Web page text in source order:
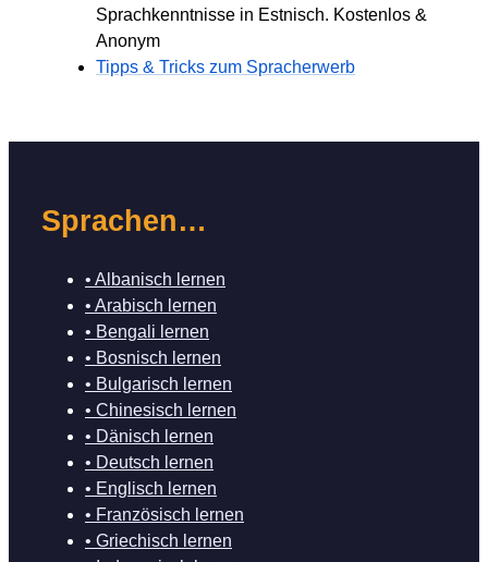
Sprachkenntnisse in Estnisch. Kostenlos &
Anonym
Tipps & Tricks zum Spracherwerb
Sprachen…
• Albanisch lernen
• Arabisch lernen
• Bengali lernen
• Bosnisch lernen
• Bulgarisch lernen
• Chinesisch lernen
• Dänisch lernen
• Deutsch lernen
• Englisch lernen
• Französisch lernen
• Griechisch lernen